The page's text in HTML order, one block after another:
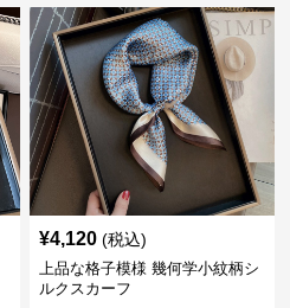
¥4,120 (税込)
上品な格子模様 幾何学小紋柄シ
ルクスカーフ